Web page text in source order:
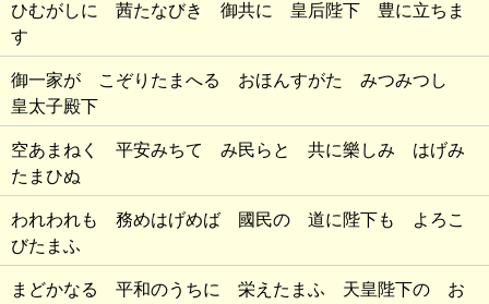
ひむがしに 茜たなびき 御共に 皇后陛下 豊に立ちま
す
御一家が こぞりたまへる おほんすがた みつみつし
皇太子殿下
空あまねく 平安みちて み民らと 共に樂しみ はげみ
たまひぬ
われわれも 務めはげめば 國民の 道に陛下も よろこ
びたまふ
まどかなる 平和のうちに 栄えたまふ 天皇陛下の お